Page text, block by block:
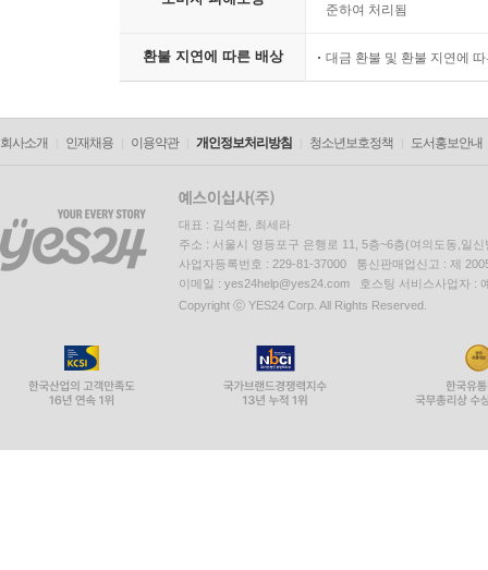
준하여 처리됨
환불 지연에 따른 배상 대금 환불 및 환불 지연에
회사소개 인재채용 이용약관 개인정보처리방침 청소년보호정책 도서홍보안내
대표 : 김석환, 최세라
주소 : 서울시 영등포구 은행로 11, 5층~6층(여의도동,일신
사업자등록번호 : 229-81-37000 통신판매업신고 : 제
이메일 : yes24help@yes24.com 호스팅 서비스사업자 :
Copyright ⓒ YES24 Corp. All Rights Reserved.